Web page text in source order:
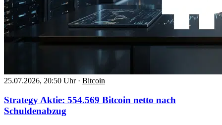
25.07.2026, 20:50 Uhr · Bitcoin
Strategy Aktie: 554.569 Bitcoin netto nach
Schuldenabzug